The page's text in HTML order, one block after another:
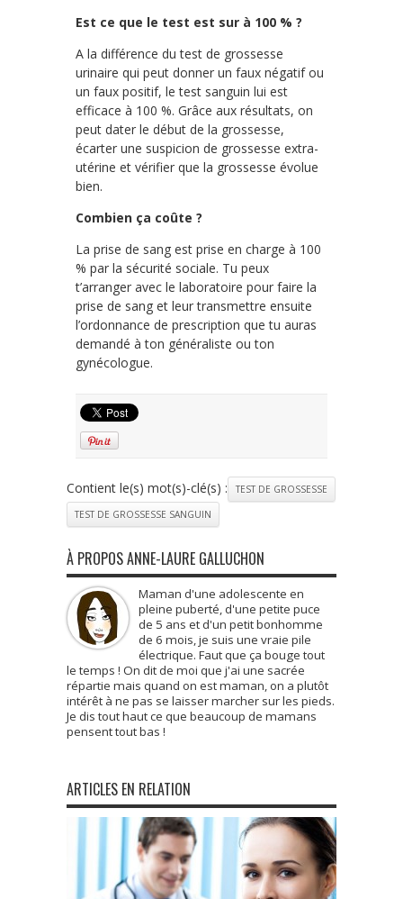
Est ce que le test est sur à 100 % ?
A la différence du test de grossesse
urinaire qui peut donner un faux négatif ou
un faux positif, le test sanguin lui est
efficace à 100 %. Grâce aux résultats, on
peut dater le début de la grossesse,
écarter une suspicion de grossesse extra-
utérine et vérifier que la grossesse évolue
bien.
Combien ça coûte ?
La prise de sang est prise en charge à 100
% par la sécurité sociale. Tu peux
t’arranger avec le laboratoire pour faire la
prise de sang et leur transmettre ensuite
l’ordonnance de prescription que tu auras
demandé à ton généraliste ou ton
gynécologue.
Contient le(s) mot(s)-clé(s) :
TEST DE GROSSESSE
TEST DE GROSSESSE SANGUIN
À PROPOS ANNE-LAURE GALLUCHON
Maman d'une adolescente en
pleine puberté, d'une petite puce
de 5 ans et d'un petit bonhomme
de 6 mois, je suis une vraie pile
électrique. Faut que ça bouge tout
le temps ! On dit de moi que j'ai une sacrée
répartie mais quand on est maman, on a plutôt
intérêt à ne pas se laisser marcher sur les pieds.
Je dis tout haut ce que beaucoup de mamans
pensent tout bas !
ARTICLES EN RELATION